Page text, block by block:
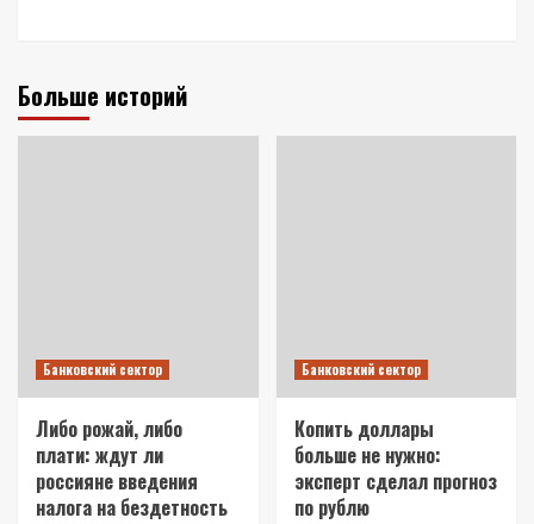
Больше историй
Банковский сектор
Либо рожай, либо
плати: ждут ли
россияне введения
налога на бездетность
Банковский сектор
Копить доллары
больше не нужно:
эксперт сделал прогноз
по рублю